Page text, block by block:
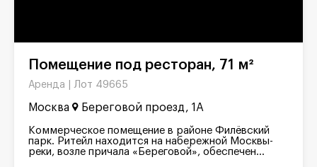
Помещение под ресторан, 71 м²
Аренда | Лот 49665
Москва Береговой проезд, 1А
Коммерческое помещение в районе Филёвский
парк. Ритейл находится на набережной Москвы-
реки, возле причала «Береговой», обеспечен...